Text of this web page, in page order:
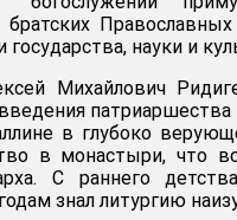
науки и
Михайлович
патриаршества
в глубоко
в монастыри, что
С раннего
знал литургию